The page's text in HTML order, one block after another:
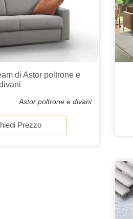
di Astor poltrone e
Astor poltrone e divani
Prezzo